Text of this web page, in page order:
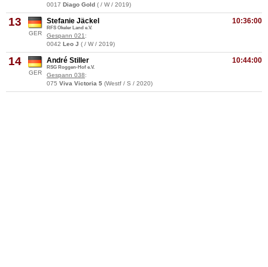
0017 Diago Gold ( / W / 2019)
13
GER
10:36:00
Stefanie Jäckel
RFS Okeler Land e.V.
Gespann 021 :
0042 Leo J ( / W / 2019)
14
GER
10:44:00
André Stiller
RSG Roggen-Hof e.V.
Gespann 038:
075 Viva Victoria 5 (Westf / S / 2020)